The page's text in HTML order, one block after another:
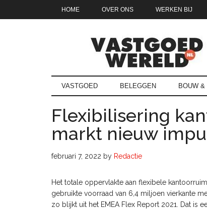
HOME OVER ONS WERKEN BIJ
vastgoedwereld.nl
VASTGOED BELEGGEN BOUW
Flexibilisering
markt nieuw
februari 7, 2022 by Redactie
Het totale oppervlakte aan flexibele
gebruikte voorraad van 6,4 miljoen vierkante
zo blijkt uit het EMEA Flex Report 2021. Dat is